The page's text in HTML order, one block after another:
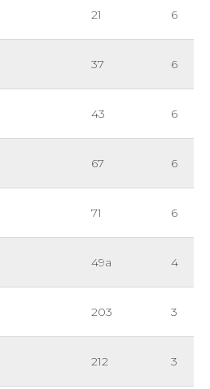
21 6
37 6
43 6
67 6
71 6
49а 4
203 3
212 3